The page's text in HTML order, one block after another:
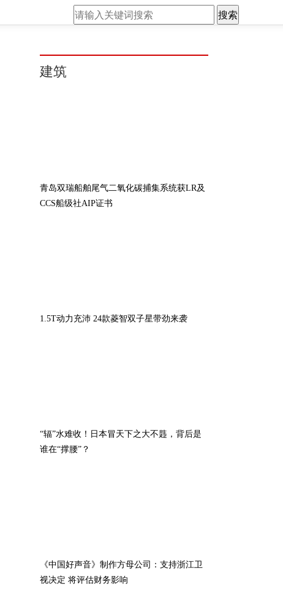
搜索
建筑
青岛双瑞船舶尾气二氧化碳捕集系统获LR及
CCS船级社AIP证书
1.5T动力充沛 24款菱智双子星带劲来袭
“辐”水难收！日本冒天下之大不韪，背后是
谁在“撑腰”？
《中国好声音》制作方母公司：支持浙江卫
视决定 将评估财务影响